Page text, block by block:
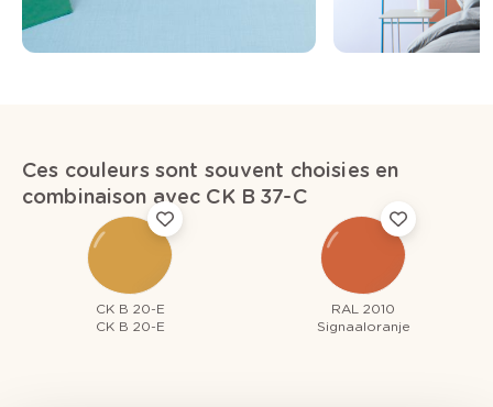
Ces couleurs sont souvent choisies en
combinaison avec CK B 37-C
CK B 20-E
CK B 20-E
RAL 2010
Signaaloranje